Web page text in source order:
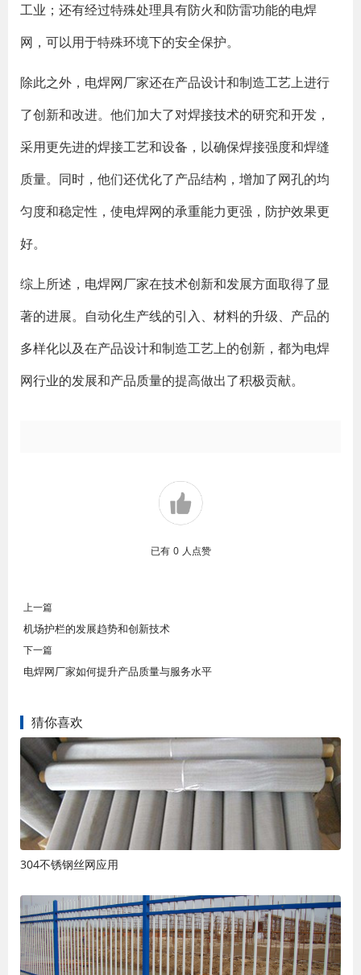
工业；还有经过特殊处理具有防火和防雷功能的电焊
网，可以用于特殊环境下的安全保护。
除此之外，电焊网厂家还在产品设计和制造工艺上进行
了创新和改进。他们加大了对焊接技术的研究和开发，
采用更先进的焊接工艺和设备，以确保焊接强度和焊缝
质量。同时，他们还优化了产品结构，增加了网孔的均
匀度和稳定性，使电焊网的承重能力更强，防护效果更
好。
综上所述，电焊网厂家在技术创新和发展方面取得了显
著的进展。自动化生产线的引入、材料的升级、产品的
多样化以及在产品设计和制造工艺上的创新，都为电焊
网行业的发展和产品质量的提高做出了积极贡献。
已有 0 人点赞
上一篇
机场护栏的发展趋势和创新技术
下一篇
电焊网厂家如何提升产品质量与服务水平
猜你喜欢
304不锈钢丝网应用